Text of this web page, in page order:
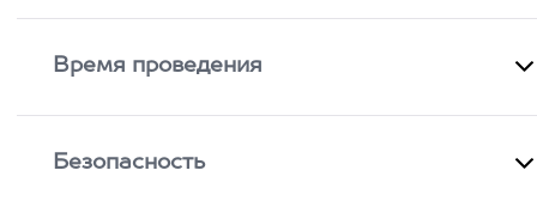
Время проведения
Безопасность